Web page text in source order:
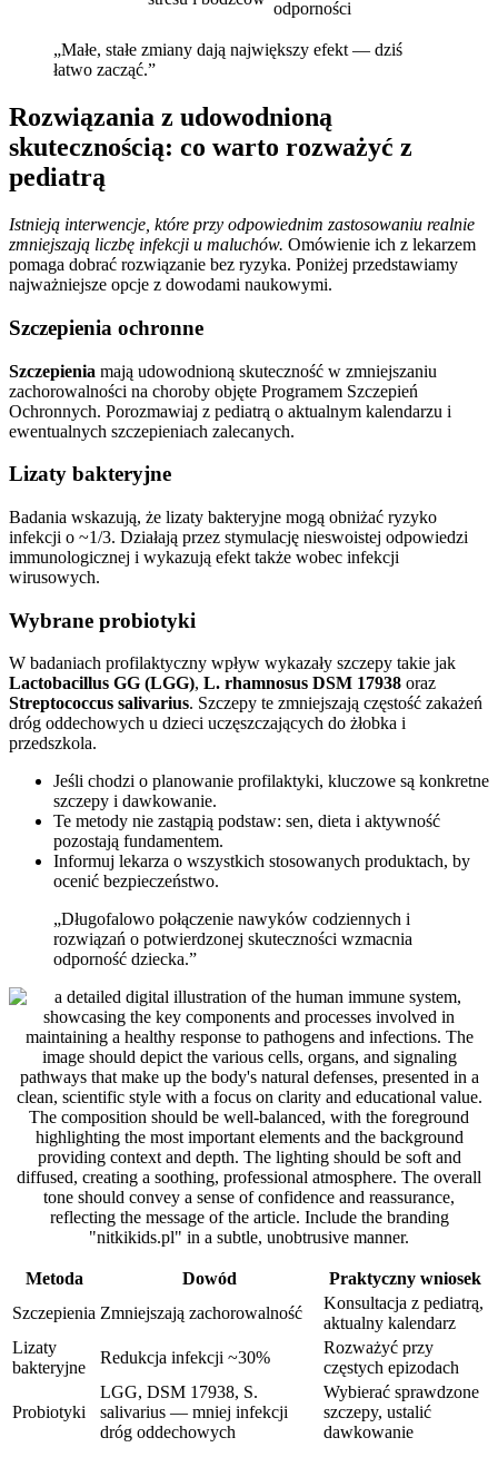
odporności
„Małe, stałe zmiany dają największy efekt — dziś
łatwo zacząć.”
Rozwiązania z udowodnioną
skutecznością: co warto rozważyć z
pediatrą
Istnieją interwencje, które przy odpowiednim zastosowaniu realnie
zmniejszają liczbę infekcji u maluchów. Omówienie ich z lekarzem
pomaga dobrać rozwiązanie bez ryzyka. Poniżej przedstawiamy
najważniejsze opcje z dowodami naukowymi.
Szczepienia ochronne
Szczepienia mają udowodnioną skuteczność w zmniejszaniu
zachorowalności na choroby objęte Programem Szczepień
Ochronnych. Porozmawiaj z pediatrą o aktualnym kalendarzu i
ewentualnych szczepieniach zalecanych.
Lizaty bakteryjne
Badania wskazują, że lizaty bakteryjne mogą obniżać ryzyko
infekcji o ~1/3. Działają przez stymulację nieswoistej odpowiedzi
immunologicznej i wykazują efekt także wobec infekcji
wirusowych.
Wybrane probiotyki
W badaniach profilaktyczny wpływ wykazały szczepy takie jak
Lactobacillus GG (LGG), L. rhamnosus DSM 17938 oraz
Streptococcus salivarius. Szczepy te zmniejszają częstość zakażeń
dróg oddechowych u dzieci uczęszczających do żłobka i
przedszkola.
Jeśli chodzi o planowanie profilaktyki, kluczowe są konkretne
szczepy i dawkowanie.
Te metody nie zastąpią podstaw: sen, dieta i aktywność
pozostają fundamentem.
Informuj lekarza o wszystkich stosowanych produktach, by
ocenić bezpieczeństwo.
„Długofalowo połączenie nawyków codziennych i
rozwiązań o potwierdzonej skuteczności wzmacnia
odporność dziecka.”
Metoda Dowód
Praktyczny wniosek
Szczepienia Zmniejszają zachorowalność
Konsultacja z pediatrą,
aktualny kalendarz
Lizaty
bakteryjne
Redukcja infekcji ~30%
Rozważyć przy
częstych epizodach
Probiotyki
LGG, DSM 17938, S.
salivarius — mniej infekcji
dróg oddechowych
Wybierać sprawdzone
szczepy, ustalić
dawkowanie